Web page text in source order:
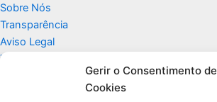
Gerir o Consentimento de
Cookies
Sobre Nós
Transparência
Aviso Legal
Termos de Uso
Politicas de Privacidade e Cookies